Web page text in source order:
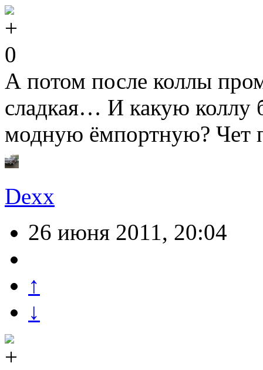
0
А потом после коллы
сладкая… И какую коллу
модную ёмпортную? Чет
Dexx
26 июня 2011, 20:04
↑
↓